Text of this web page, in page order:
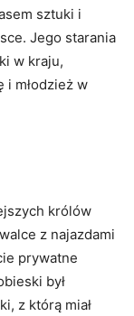
sztuki i⁤
Jego starania
w kraju,
i młodzież w
królów
z najazdami
prywatne
był
z którą miał